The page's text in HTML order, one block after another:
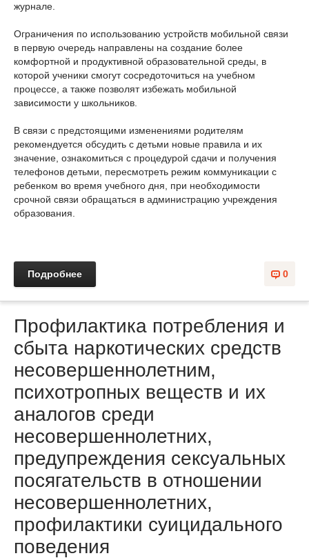
журнале.
Ограничения по использованию устройств мобильной связи
в первую очередь направлены на создание более
комфортной и продуктивной образовательной среды, в
которой ученики смогут сосредоточиться на учебном
процессе, а также позволят избежать мобильной
зависимости у школьников.
В связи с предстоящими изменениями родителям
рекомендуется обсудить с детьми новые правила и их
значение, ознакомиться с процедурой сдачи и получения
телефонов детьми, пересмотреть режим коммуникации с
ребенком во время учебного дня, при необходимости
срочной связи обращаться в администрацию учреждения
образования.
0
Подробнее
Профилактика потребления и
сбыта наркотических средств
несовершеннолетним,
психотропных веществ и их
аналогов среди
несовершеннолетних,
предупреждения сексуальных
посягательств в отношении
несовершеннолетних,
профилактики суицидального
поведения